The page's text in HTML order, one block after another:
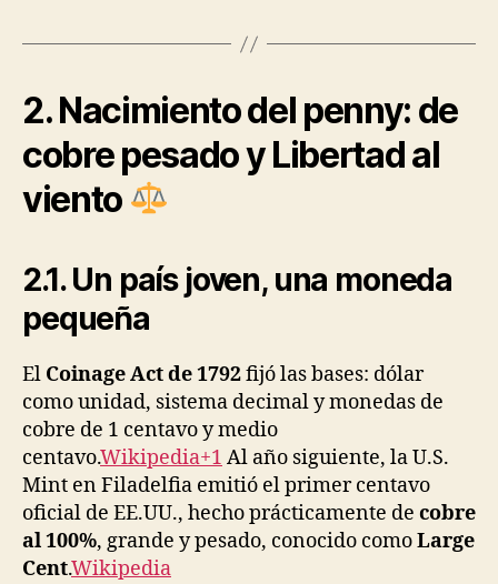
2. Nacimiento del penny: de
cobre pesado y Libertad al
viento
2.1. Un país joven, una moneda
pequeña
El Coinage Act de 1792fijó las bases: dólar
como unidad, sistema decimal y monedas de
cobre de 1 centavo y medio
centavo.Wikipedia+1 Al año siguiente, la U.S.
Mint en Filadelfia emitió el primer centavo
oficial de EE.UU., hecho prácticamente de cobre
al 100%, grande y pesado, conocido comoLarge
Cent.Wikipedia